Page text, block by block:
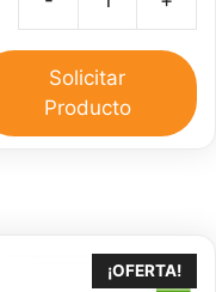
original
era:
$40,000.
actual
es:
Solicitar
Producto
¡OFERTA!